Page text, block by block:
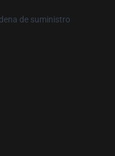
de suministro